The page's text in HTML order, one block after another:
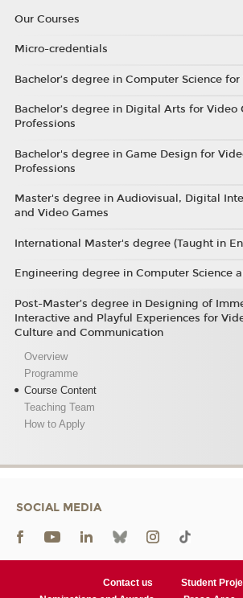
Our Courses
Micro-credentials
Bachelor’s degree in Computer Science
Bachelor’s degree in Digital Arts for Video
Professions
Bachelor's degree in Game Design for
Professions
Master's degree in Audiovisual, Digital
and Video Games
International Master's degree (Taught in
Engineering degree in Computer Science
Post-Master’s degree in Designing of
Interactive and Playful Experiences for
Culture and Communication
Overview
Programme
Course Content
Teaching Team
How to Apply
SOCIAL MEDIA
Contact us
Student